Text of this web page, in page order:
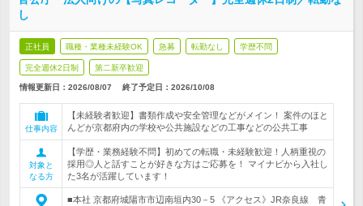
し
正社員 職種・業種未経験OK 急募 転勤なし 学歴不問
完全週休2日制 第二新卒歓迎
情報更新日：2026/08/07 終了予定日： 2026/10/08
仕事内容
【未経験者歓迎】書類作成や安全管理などがメイン！ 案件のほと
んどが京都府内の学校や公共施設などの工事などの公共工事
対象と
なる方
【学歴・業務経験不問】初めての転職・未経験歓迎！人柄重視の
採用◎人と話すことが好きな方はご応募を！ マイナビから入社し
た3名が活躍しています！
■本社 京都府城陽市市辺南垣内30－5 《アクセス》JR奈良線 青